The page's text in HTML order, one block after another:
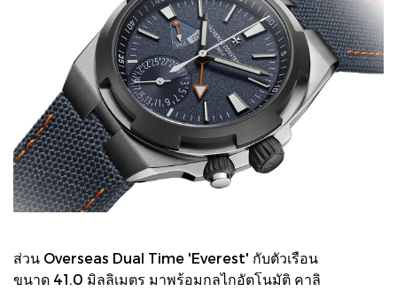
ส่วน Overseas Dual Time 'Everest' กับตัวเรือน
ขนาด 41.0 มิลลิเมตร มาพร้อมกลไกอัตโนมัติ คาลิ